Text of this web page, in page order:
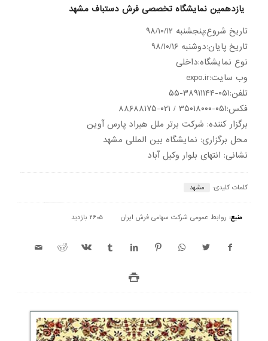
یازدهمین نمایشگاه تخصصی فرش دستباف مشهد
تاریخ شروع:پنجشنبه ۹۸/۱۰/۱۲
تاریخ پایان:دوشنبه ۹۸/۱۰/۱۶
نوع نمایشگاه:داخلی
وب سایت:expo.ir
تلفن:۰۵۱-۳۸۹۱۱۱۴۴-۵۵
فکس:۰۵۱-۳۵۰۱۸۰۰۰ / ۰۲۱-۸۸۶۸۸۱۷۵
برگزار کننده: شرکت برتر ملل هیراد پارس آوین
محل برگزاری: نمایشگاه بین المللی مشهد
نشانی: انتهای بلوار وکیل آباد
کلمات کلیدی: مشهد
منبع: روابط عمومی شرکت سهامی فرش ایران 2605 بازدید